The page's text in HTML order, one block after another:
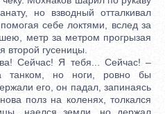
но взводный отталкивал
себе локтями, вслед за
метр за метром прогрызая
гусеницы.
Сейчас! Я тебя... Сейчас! –
танком, но ноги, ровно бы
его, он падал, запинаясь
полз на коленях, толкался
наелся земли, но держал